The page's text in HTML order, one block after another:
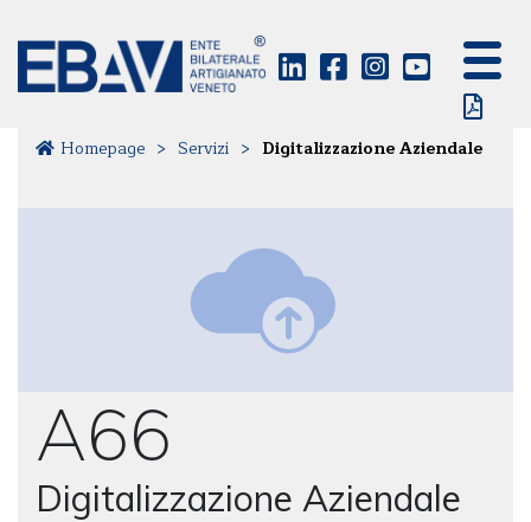
Homepage > Servizi > Digitalizzazione Aziendale
A66
Digitalizzazione Aziendale